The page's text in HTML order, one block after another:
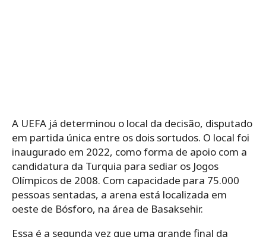
A UEFA já determinou o local da decisão, disputado
em partida única entre os dois sortudos. O local foi
inaugurado em 2022, como forma de apoio com a
candidatura da Turquia para sediar os Jogos
Olímpicos de 2008. Com capacidade para 75.000
pessoas sentadas, a arena está localizada em
oeste de Bósforo, na área de Basaksehir.
Essa é a segunda vez que uma grande final da